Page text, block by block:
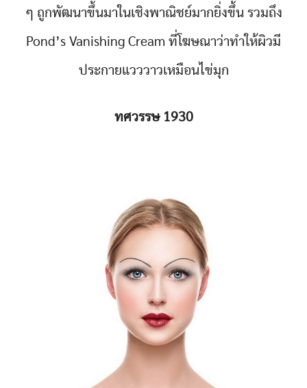
ๆ ถูกพัฒนาขึ้นมาในเชิงพาณิชย์มากยิ่งขึ้น รวมถึง
Pond’s Vanishing Cream ที่โฆษณาว่าทำให้ผิวมี
ประกายแวววาวเหมือนไข่มุก
ทศวรรษ 1930